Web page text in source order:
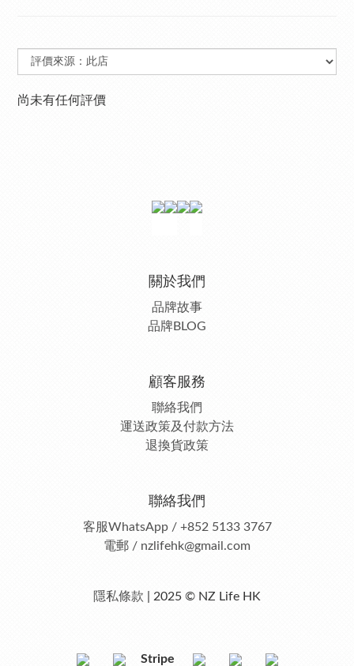
尚未有任何評價
關於我們
品牌故事
品牌BLOG
顧客服務
聯絡我們
運送政策及付款方法
退換貨政策
聯絡我們
客服WhatsApp / +852 5133 3767
電郵 / nzlifehk@gmail.com
隱私條款 | 2025 © NZ Life HK
Stripe